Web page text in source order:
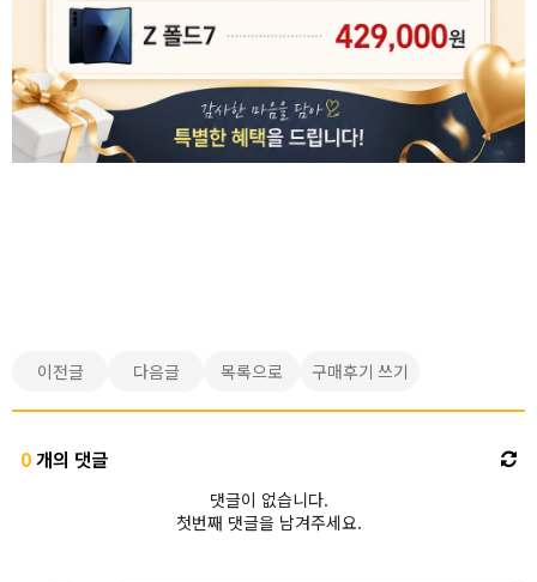
이전글 다음글 목록으로 구매후기 쓰기
0개의 댓글
댓글이 없습니다.
첫번째 댓글을 남겨주세요.